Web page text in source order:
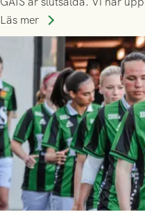
ännu inte har någon biljett
inte själv överlåta din biljett
Läs mer